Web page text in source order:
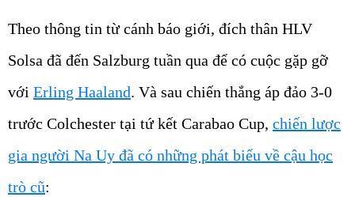
Theo thông tin từ cánh báo giới, đích thân HLV
Solsa đã đến Salzburg tuần qua để có cuộc gặp gỡ
với Erling Haaland. Và sau chiến thắng áp đảo 3-0
trước Colchester tại tứ kết Carabao Cup, chiến lược
gia người Na Uy đã có những phát biểu về cậu học
trò cũ: